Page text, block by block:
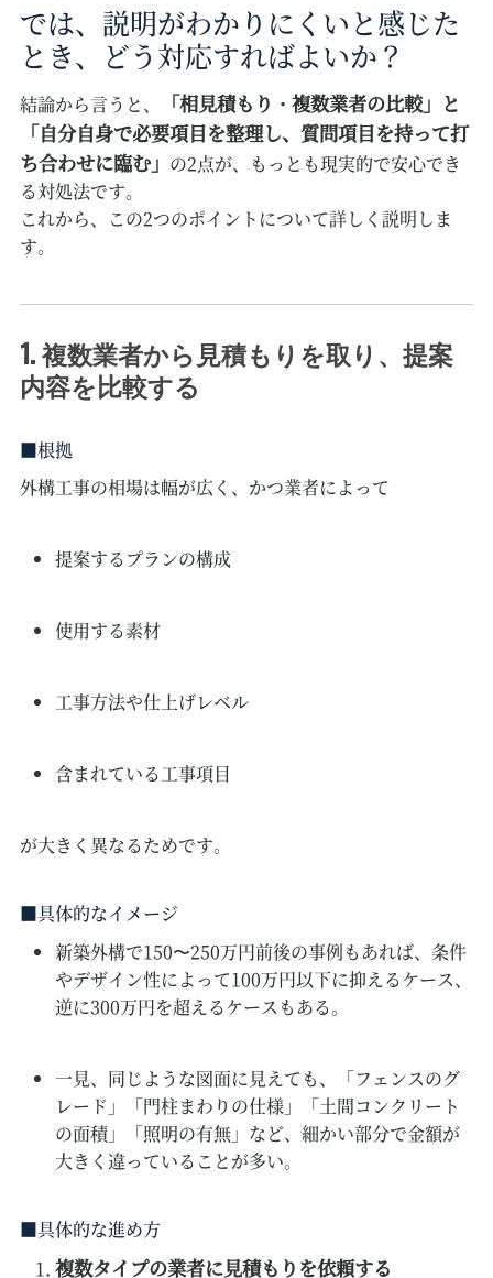
では、説明がわかりにくいと感じた
とき、どう対応すればよいか？
結論から言うと、
「相見積もり・複数業者の比較」と
「自分自身で必要項目を整理し、質問項目を持って打
ち合わせに臨む」 の2点が、もっとも現実的で安心でき
る対処法です。
これから、この2つのポイントについて詳しく説明しま
す。
1. 複数業者から見積もりを取り、提案
内容を比較する
根拠
外構工事の相場は幅が広く、かつ業者によって
提案するプランの構成
使用する素材
工事方法や仕上げレベル
含まれている工事項目
が大きく異なるためです。
具体的なイメージ
新築外構で150〜250万円前後の事例もあれば、条件
やデザイン性によって100万円以下に抑えるケース、
逆に300万円を超えるケースもある。
一見、同じような図面に見えても、「フェンスのグ
レード」「門柱まわりの仕様」「土間コンクリート
の面積」「照明の有無」など、細かい部分で金額が
大きく違っていることが多い。
具体的な進め方
複数タイプの業者に見積もりを依頼する